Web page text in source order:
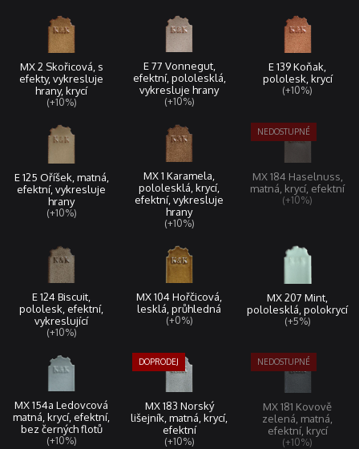
MX 2 Skořicová, s
efekty, vykresluje
hrany, krycí
(+10%)
E 77 Vonnegut,
efektní, pololesklá,
vykresluje hrany
(+10%)
E 139 Koňak,
pololesk, krycí
(+10%)
E 125 Oříšek, matná,
efektní, vykresluje
hrany
(+10%)
MX 1 Karamela,
pololesklá, krycí,
efektní, vykresluje
hrany
(+10%)
MX 184 Haselnuss,
matná, krycí, efektní
(+10%)
E 124 Biscuit,
pololesk, efektní,
vykreslující
(+10%)
MX 104 Hořčicová,
lesklá, průhledná
(+0%)
MX 207 Mint,
pololesklá, polokrycí
(+5%)
MX 154a Ledovcová
matná, krycí, efektní,
bez černých flotů
(+10%)
MX 183 Norský
lišejník, matná, krycí,
efektní
(+10%)
MX 181 Kovově
zelená, matná,
efektní, krycí
(+10%)